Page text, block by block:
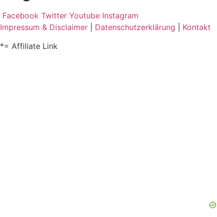
Facebook Twitter Youtube Instagram
Impressum & Disclaimer
Datenschutzerklärung
Kontakt
*= Affiliate Link